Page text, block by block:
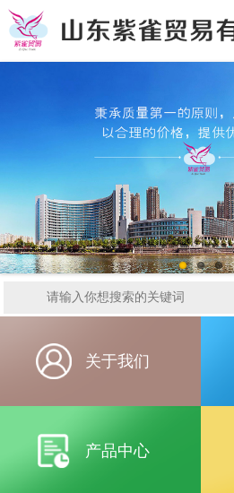
关于我们
产品中心